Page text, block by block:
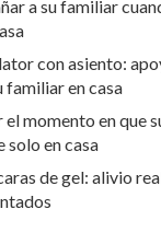
a su familiar
con asiento:
familiar en casa
momento en que
solo en casa
de gel: alivio